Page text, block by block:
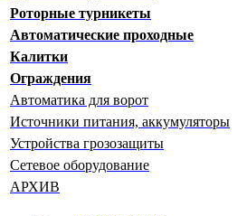
Роторные турникеты
Автоматические проходные
Калитки
Ограждения
Автоматика для ворот
Источники питания, аккумуляторы
Устройства грозозащиты
Сетевое оборудование
АРХИВ